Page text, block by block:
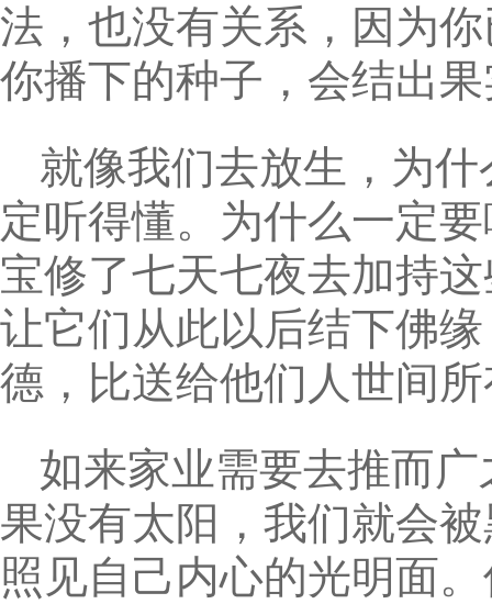
法，也没有关系，因为
你播下的种子，会结出
就像我们去放生，为
定听得懂。为什么一定
宝修了七天七夜去加持
让它们从此以后结下佛
德，比送给他们人世间
如来家业需要去推而
果没有太阳，我们就会
照见自己内心的光明面